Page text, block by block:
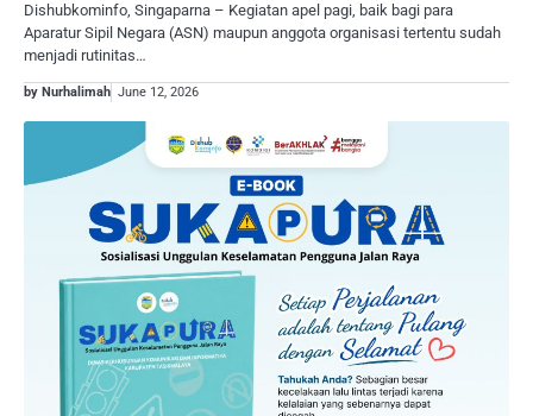
Dishubkominfo, Singaparna – Kegiatan apel pagi, baik bagi para
Aparatur Sipil Negara (ASN) maupun anggota organisasi tertentu sudah
menjadi rutinitas…
by Nurhalimah June 12, 2026